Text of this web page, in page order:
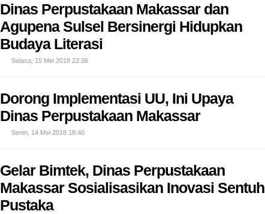
Dinas Perpustakaan Makassar dan
Agupena Sulsel Bersinergi Hidupkan
Budaya Literasi
Selasa, 15 Mei 2018 22:36
Dorong Implementasi UU, Ini Upaya
Dinas Perpustakaan Makassar
Senin, 14 Mei 2018 18:40
Gelar Bimtek, Dinas Perpustakaan
Makassar Sosialisasikan Inovasi Sentuh
Pustaka